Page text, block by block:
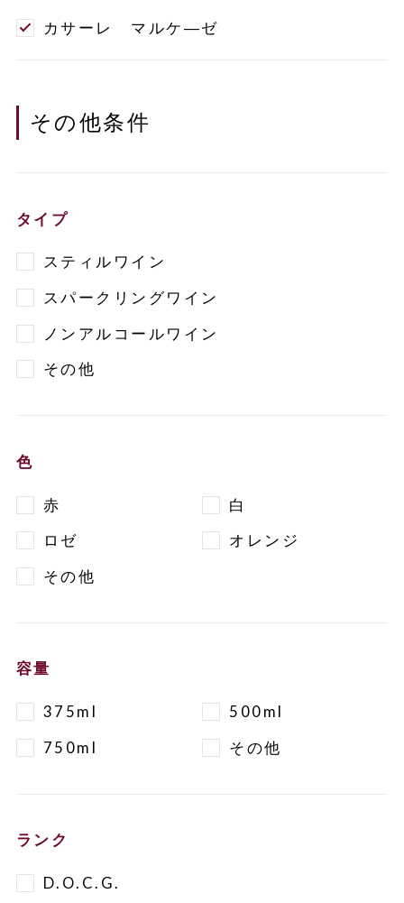
カサーレ マルケ―ゼ
その他条件
タイプ
スティルワイン
スパークリングワイン
ノンアルコールワイン
その他
色
赤
白
ロゼ
オレンジ
その他
容量
375ml
500ml
750ml
その他
ランク
D.O.C.G.